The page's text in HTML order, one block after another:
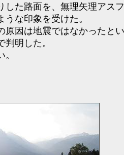
した路面を、無理矢理アス
うな印象を受けた。
原因は地震ではなかったと
判明した。